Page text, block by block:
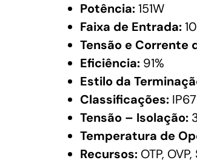
Potência:151W
Faixa de Entrada:
Tensão e Corrente
Eficiência: 91%
Estilo da
Classificações: IP67
Tensão – Isolação:
Temperatura de
Recursos: OTP, OVP,